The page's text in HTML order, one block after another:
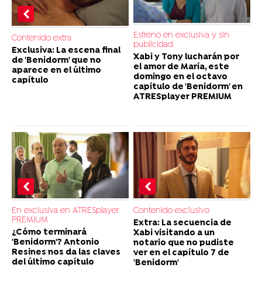
Contenido extra
Exclusiva: La escena final
de 'Benidorm' que no
aparece en el último
capítulo
Estreno en exclusiva y sin
publicidad
Xabi y Tony lucharán por
el amor de María, este
domingo en el octavo
capítulo de 'Benidorm' en
ATRESplayer PREMIUM
En exclusiva en ATRESplayer
PREMIUM
¿Cómo terminará
'Benidorm'? Antonio
Resines nos da las claves
del último capítulo
Contenido exclusivo
Extra: La secuencia de
Xabi visitando a un
notario que no pudiste
ver en el capítulo 7 de
'Benidorm'